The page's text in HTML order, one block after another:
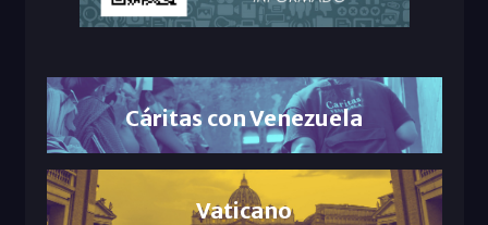
Cáritas con Venezuela
Vaticano